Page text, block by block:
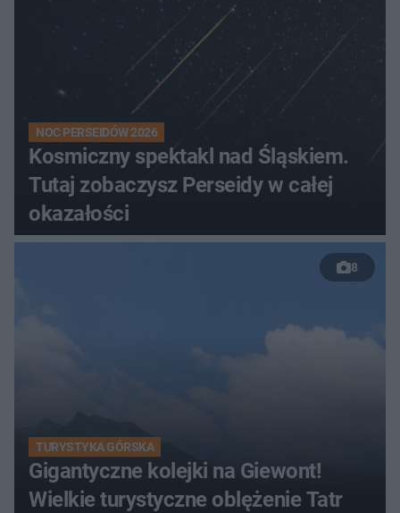
NOC PERSEIDÓW 2026
Kosmiczny spektakl nad Śląskiem.
Tutaj zobaczysz Perseidy w całej
okazałości
8
TURYSTYKA GÓRSKA
Gigantyczne kolejki na Giewont!
Wielkie turystyczne oblężenie Tatr